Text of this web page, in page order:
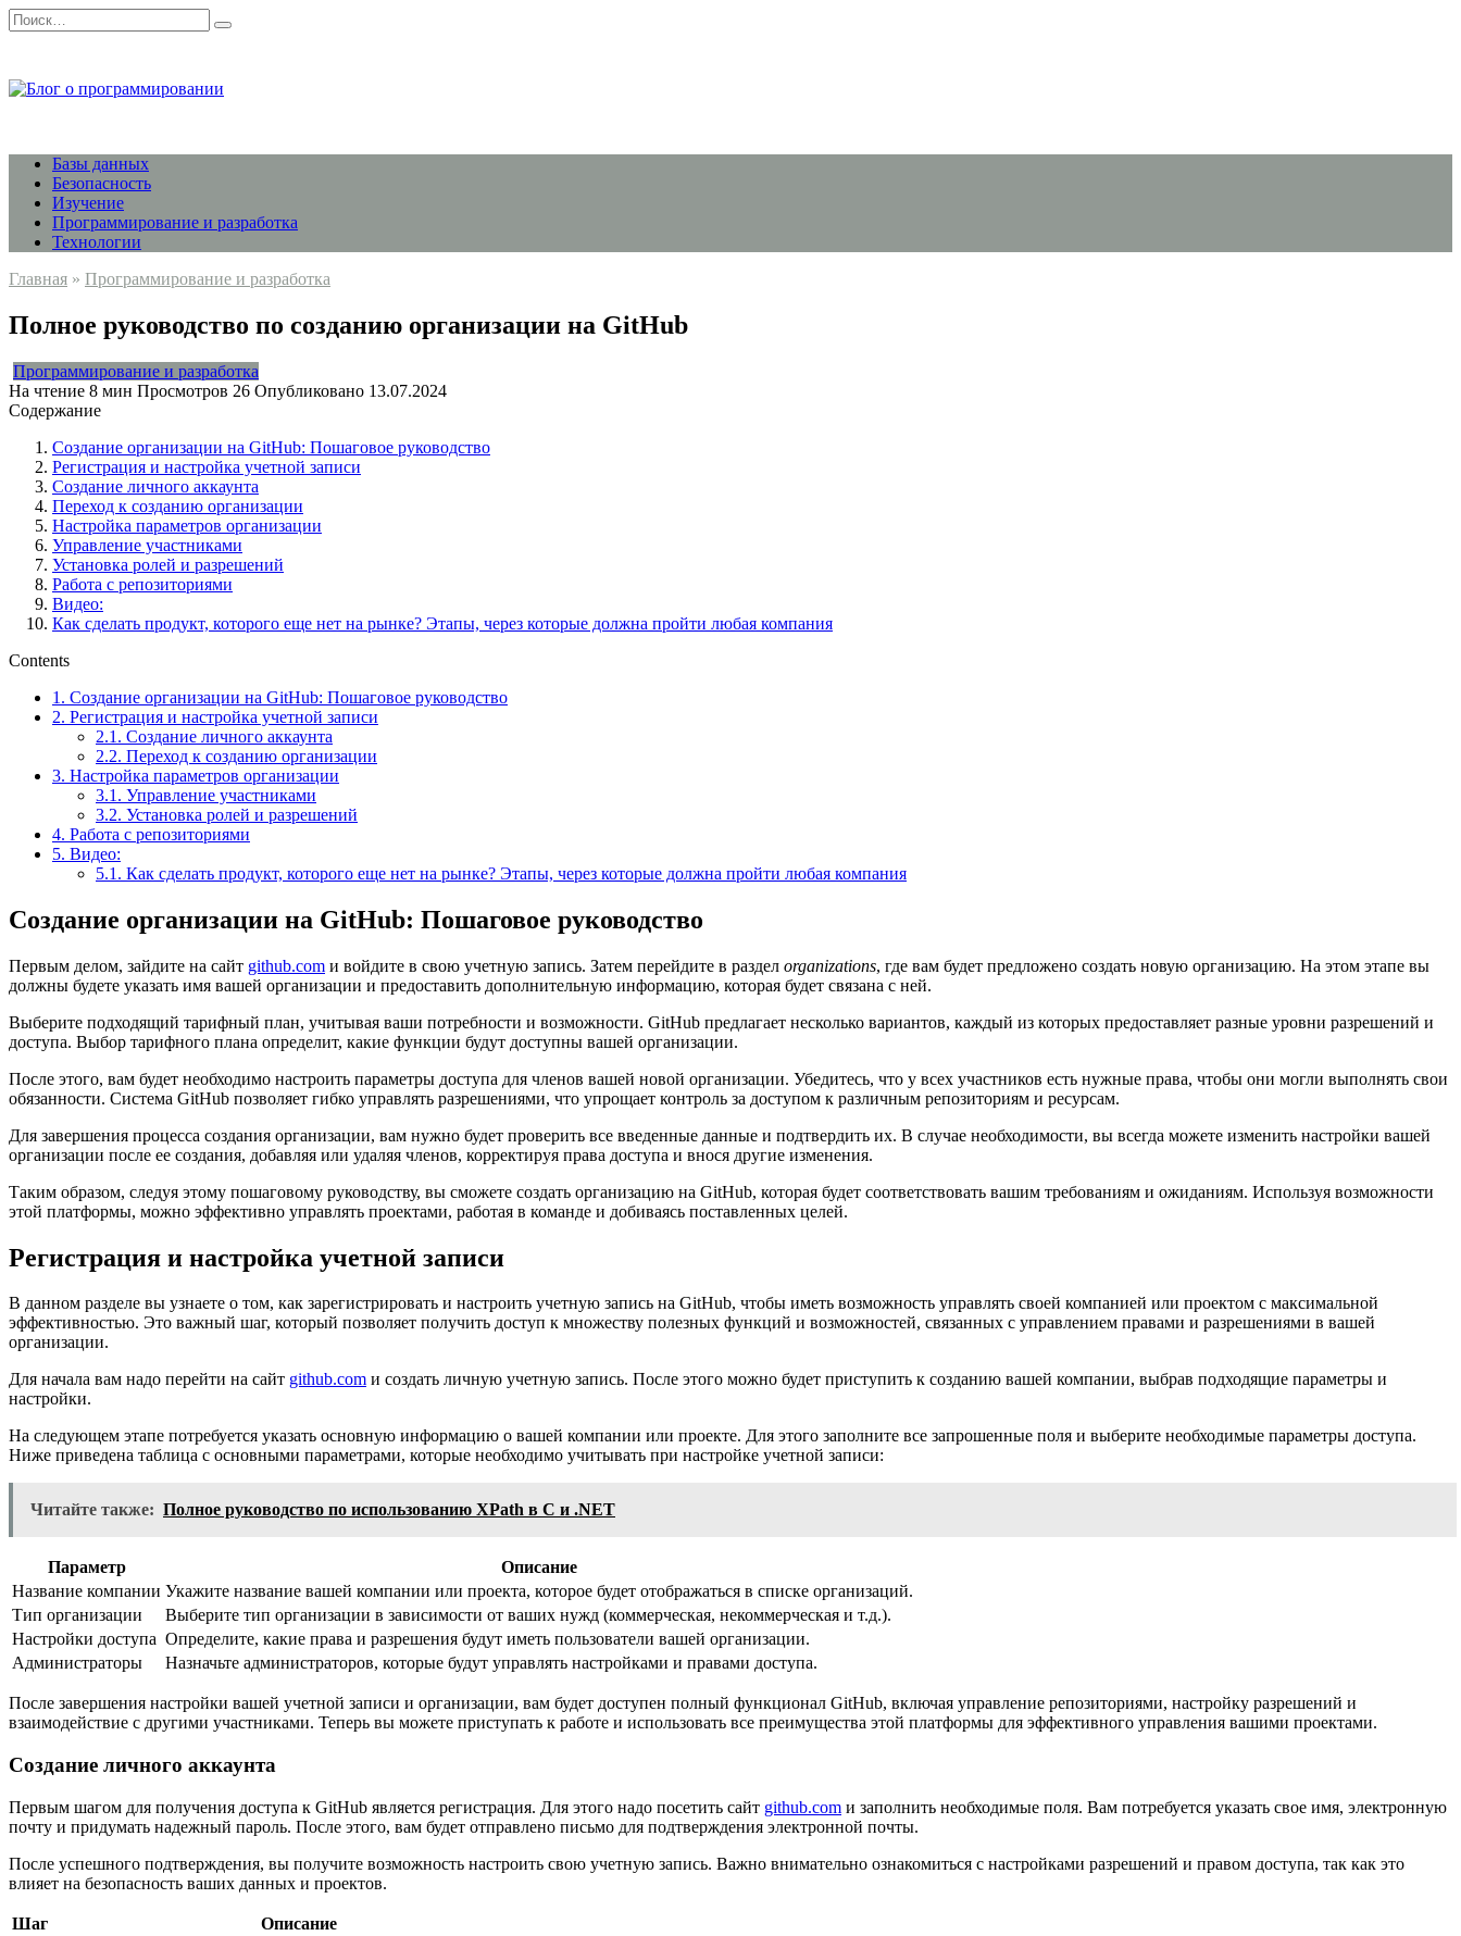
Перейти
к
Search
for:
Базы данных
Безопасность
Изучение
Программирование и разработка
Технологии
Главная » Программирование и разработка
Полное руководство по созданию организации на GitHub
Программирование и разработка
На чтение 8 мин Просмотров 26 Опубликовано 13.07.2024
Содержание
Создание организации на GitHub: Пошаговое руководство
Регистрация и настройка учетной записи
Создание личного аккаунта
Переход к созданию организации
Настройка параметров организации
Управление участниками
Установка ролей и разрешений
Работа с репозиториями
Видео:
Как сделать продукт, которого еще нет на рынке? Этапы, через которые должна пройти любая компания
Contents
1. Создание организации на GitHub: Пошаговое руководство
2. Регистрация и настройка учетной записи
2.1. Создание личного аккаунта
2.2. Переход к созданию организации
3. Настройка параметров организации
3.1. Управление участниками
3.2. Установка ролей и разрешений
4. Работа с репозиториями
5. Видео:
5.1. Как сделать продукт, которого еще нет на рынке? Этапы, через которые должна пройти любая компания
Создание организации на GitHub: Пошаговое руководство
Первым делом, зайдите на сайт github.com и войдите в свою учетную запись. Затем перейдите в раздел organizations, где вам будет предложено создать новую организацию. На этом этапе вы
должны будете указать имя вашей организации и предоставить дополнительную информацию, которая будет связана с ней.
Выберите подходящий тарифный план, учитывая ваши потребности и возможности. GitHub предлагает несколько вариантов, каждый из которых предоставляет разные уровни разрешений и
доступа. Выбор тарифного плана определит, какие функции будут доступны вашей организации.
После этого, вам будет необходимо настроить параметры доступа для членов вашей новой организации. Убедитесь, что у всех участников есть нужные права, чтобы они могли выполнять свои
обязанности. Система GitHub позволяет гибко управлять разрешениями, что упрощает контроль за доступом к различным репозиториям и ресурсам.
Для завершения процесса создания организации, вам нужно будет проверить все введенные данные и подтвердить их. В случае необходимости, вы всегда можете изменить настройки вашей
организации после ее создания, добавляя или удаляя членов, корректируя права доступа и внося другие изменения.
Таким образом, следуя этому пошаговому руководству, вы сможете создать организацию на GitHub, которая будет соответствовать вашим требованиям и ожиданиям. Используя возможности
этой платформы, можно эффективно управлять проектами, работая в команде и добиваясь поставленных целей.
Регистрация и настройка учетной записи
В данном разделе вы узнаете о том, как зарегистрировать и настроить учетную запись на GitHub, чтобы иметь возможность управлять своей компанией или проектом с максимальной
эффективностью. Это важный шаг, который позволяет получить доступ к множеству полезных функций и возможностей, связанных с управлением правами и разрешениями в вашей
организации.
Для начала вам надо перейти на сайт github.com и создать личную учетную запись. После этого можно будет приступить к созданию вашей компании, выбрав подходящие параметры и
настройки.
На следующем этапе потребуется указать основную информацию о вашей компании или проекте. Для этого заполните все запрошенные поля и выберите необходимые параметры доступа.
Ниже приведена таблица с основными параметрами, которые необходимо учитывать при настройке учетной записи:
Читайте также: Полное руководство по использованию XPath в C и .NET
Параметр
Описание
Название компании Укажите название вашей компании или проекта, которое будет отображаться в списке организаций.
Тип организации
Выберите тип организации в зависимости от ваших нужд (коммерческая, некоммерческая и т.д.).
Настройки доступа Определите, какие права и разрешения будут иметь пользователи вашей организации.
Администраторы
Назначьте администраторов, которые будут управлять настройками и правами доступа.
После завершения настройки вашей учетной записи и организации, вам будет доступен полный функционал GitHub, включая управление репозиториями, настройку разрешений и
взаимодействие с другими участниками. Теперь вы можете приступать к работе и использовать все преимущества этой платформы для эффективного управления вашими проектами.
Создание личного аккаунта
Первым шагом для получения доступа к GitHub является регистрация. Для этого надо посетить сайт github.com и заполнить необходимые поля. Вам потребуется указать свое имя, электронную
почту и придумать надежный пароль. После этого, вам будет отправлено письмо для подтверждения электронной почты.
После успешного подтверждения, вы получите возможность настроить свою учетную запись. Важно внимательно ознакомиться с настройками разрешений и правом доступа, так как это
влияет на безопасность ваших данных и проектов.
Шаг
Описание